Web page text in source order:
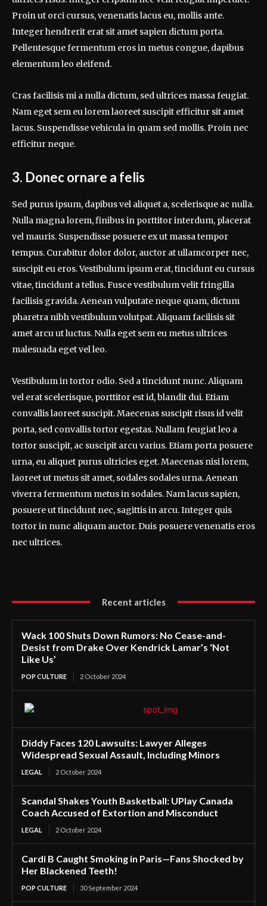
Proin ut orci cursus, venenatis lacus eu, mollis ante.
Integer hendrerit erat sit amet sapien dictum porta.
Pellentesque fermentum eros in metus congue, dapibus
elementum leo eleifend.
Cras facilisis mi a nulla dictum, sed ultrices massa feugiat.
Nam eget sem eu lorem laoreet suscipit efficitur sit amet
lacus. Suspendisse vehicula in quam sed mollis. Proin nec
efficitur neque.
3. Donec ornare a felis
Sed purus ipsum, dapibus vel aliquet a, scelerisque ac nulla.
Nulla magna lorem, finibus in porttitor interdum, placerat
vel mauris. Suspendisse posuere ex ut massa tempor
tempus. Curabitur dolor dolor, auctor at ullamcorper nec,
suscipit eu eros. Vestibulum ipsum erat, tincidunt eu cursus
vitae, tincidunt a tellus. Fusce vestibulum velit fringilla
facilisis gravida. Aenean vulputate neque quam, dictum
pharetra nibh vestibulum volutpat. Aliquam facilisis sit
amet arcu ut luctus. Nulla eget sem eu metus ultrices
malesuada eget vel leo.
Vestibulum in tortor odio. Sed a tincidunt nunc. Aliquam
vel erat scelerisque, porttitor est id, blandit dui. Etiam
convallis laoreet suscipit. Maecenas suscipit risus id velit
porta, sed convallis tortor egestas. Nullam feugiat leo a
tortor suscipit, ac suscipit arcu varius. Etiam porta posuere
urna, eu aliquet purus ultricies eget. Maecenas nisi lorem,
laoreet ut metus sit amet, sodales sodales urna. Aenean
viverra fermentum metus in sodales. Nam lacus sapien,
posuere ut tincidunt nec, sagittis in arcu. Integer quis
tortor in nunc aliquam auctor. Duis posuere venenatis eros
nec ultrices.
Recent articles
Wack 100 Shuts Down Rumors: No Cease-and-
Desist from Drake Over Kendrick Lamar’s ‘Not
Like Us’
POP CULTURE 2 October 2024
Diddy Faces 120 Lawsuits: Lawyer Alleges
Widespread Sexual Assault, Including Minors
LEGAL 2 October 2024
Scandal Shakes Youth Basketball: UPlay Canada
Coach Accused of Extortion and Misconduct
LEGAL 2 October 2024
Cardi B Caught Smoking in Paris—Fans Shocked by
Her Blackened Teeth!
POP CULTURE 30 September 2024